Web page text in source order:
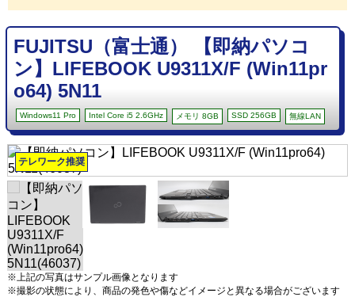
FUJITSU（富士通） 【即納パソコ
ン】LIFEBOOK U9311X/F (Win11pr
o64) 5N11
Windows11 Pro Intel Core i5 2.6GHz メモリ 8GB SSD 256GB 無線LAN
テレワーク推奨
※上記の写真はサンプル画像となります
※撮影の状態により、商品の発色や傷などイメージと異なる場合がございます